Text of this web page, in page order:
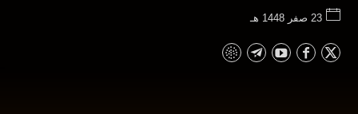
23 صفر 1448 هـ